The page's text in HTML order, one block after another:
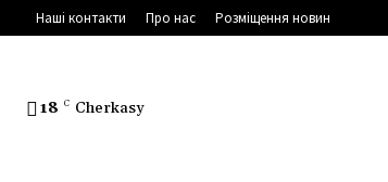
Наші контакти Про нас Розміщення новин
18 C Cherkasy